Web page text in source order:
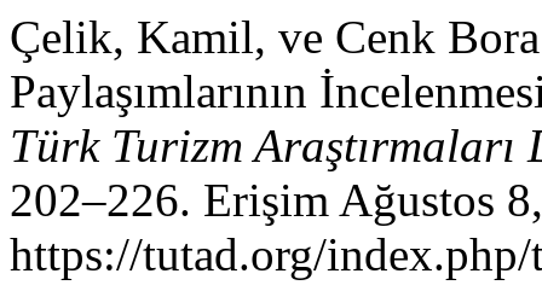
Çelik, Kamil, ve Cenk
Paylaşımlarının
Türk Turizm Araştırmaları
202–226. Erişim Ağustos
https://tutad.org/